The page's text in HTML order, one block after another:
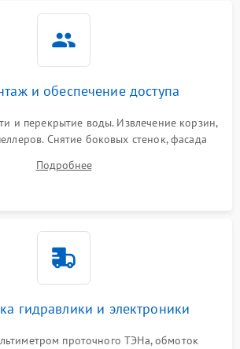
и обеспечение доступа
и перекрытие воды. Извлечение корзин,
Снятие боковых стенок, фасада
насосу, ТЭНу и сливной помпе.
Подробнее
гидравлики и электроники
проточного ТЭНа, обмоток